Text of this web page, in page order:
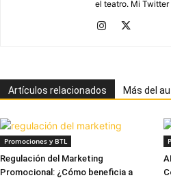
el teatro. Mi
Artículos relacionados Más del
Promociones y BTL
Regulación del Marketing
Promocional: ¿Cómo beneficia a